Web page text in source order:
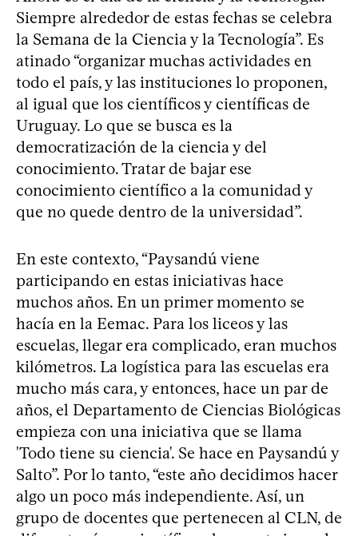
Siempre alrededor de estas fechas se celebra
la Semana de la Ciencia y la Tecnología”. Es
atinado “organizar muchas actividades en
todo el país, y las instituciones lo proponen,
al igual que los científicos y científicas de
Uruguay. Lo que se busca es la
democratización de la ciencia y del
conocimiento. Tratar de bajar ese
conocimiento científico a la comunidad y
que no quede dentro de la universidad”.
En este contexto, “Paysandú viene
participando en estas iniciativas hace
muchos años. En un primer momento se
hacía en la Eemac. Para los liceos y las
escuelas, llegar era complicado, eran muchos
kilómetros. La logística para las escuelas era
mucho más cara, y entonces, hace un par de
años, el Departamento de Ciencias Biológicas
empieza con una iniciativa que se llama
'Todo tiene su ciencia'. Se hace en Paysandú y
Salto”. Por lo tanto, “este año decidimos hacer
algo un poco más independiente. Así, un
grupo de docentes que pertenecen al CLN, de